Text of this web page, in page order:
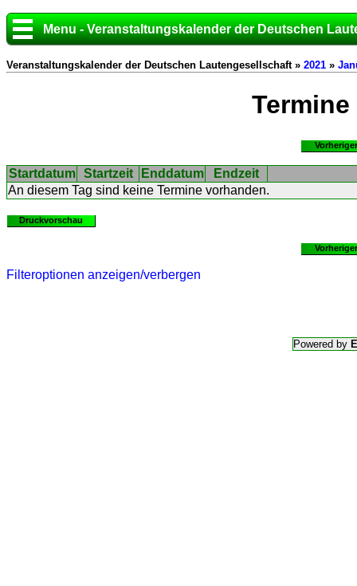
Menu - Veranstaltungskalender der Deutschen
Veranstaltungskalender der Deutschen Lautengesellschaft » 2021 »
Termine
Startdatum Startzeit Enddatum
Endzeit
An diesem Tag sind keine Termine vorhanden.
Druckvorschau
Filteroptionen anzeigen/verbergen
Powered by